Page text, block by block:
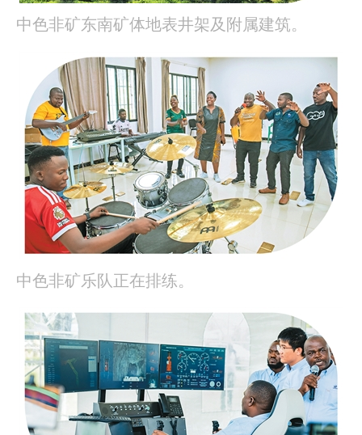
中色非矿东南矿体地表井架及附属建筑。
中色非矿乐队正在排练。